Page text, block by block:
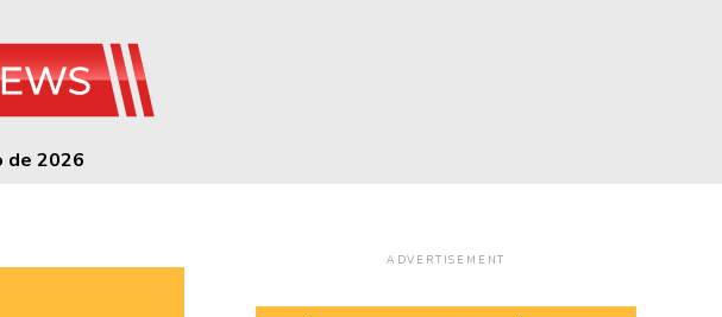
de 2026
ADVERTISEMENT